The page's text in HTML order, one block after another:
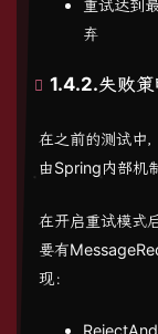
重试达到
弃
1.4.2.失败
在之前的测试中
由Spring内部机
在开启重试模式
要有
现：